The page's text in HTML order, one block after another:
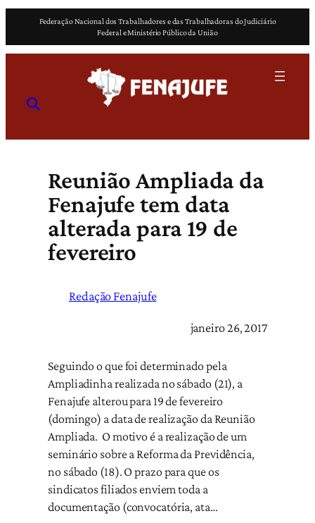
o
Federação Nacional dos Trabalhadores e das Trabalhadoras do Judiciário
Federal e Ministério Público da União
Reunião Ampliada da
Fenajufe tem data
alterada para 19 de
fevereiro
Redação Fenajufe
janeiro 26, 2017
Seguindo o que foi determinado pela
Ampliadinha realizada no sábado (21), a
Fenajufe alterou para 19 de fevereiro
(domingo) a data de realização da Reunião
Ampliada. O motivo é a realização de um
seminário sobre a Reforma da Previdência,
no sábado (18). O prazo para que os
sindicatos filiados enviem toda a
documentação (convocatória, ata…